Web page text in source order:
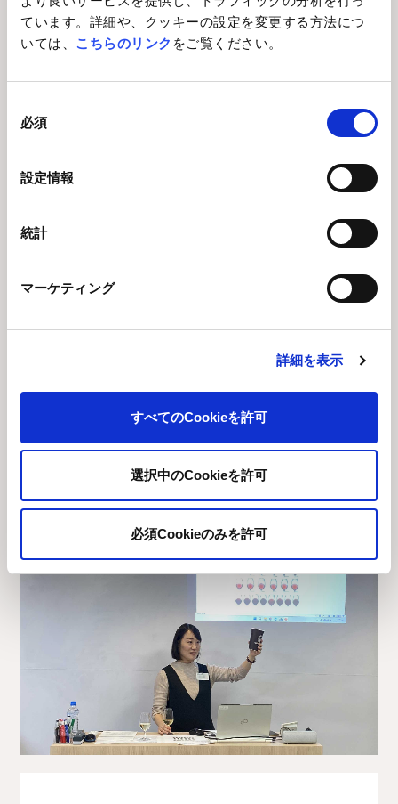
ています。詳細や、クッキーの設定を変更する方法につ
いては、 こちらのリンク をご覧ください。
必須
設定情報
統計
マーケティング
詳細を表示
すべてのCookieを許可
選択中のCookieを許可
必須Cookieのみを許可
「ヨコヅナ会」は、多様なバックグラウンドを持つ社員同士の
交流を促進し、仕事の枠を超え、組織の活性化を目指す取り組
普段の業務や役職、年齢の垣根を越え、社員が気軽に交流でき
心理的に繋がり合えるきっかけを提供しています。
ムリエ資格を持つ社員によるワイン講座や、茶道裏千家の準教
授である社員によるお茶会などを企画し、8回の開催で延べ72名
「業務上の接点がない人たちの意外な一面を知る貴重な機会に
なった」
「部署や役職を超えて、ざっくばらんに話すことができた」
「もっと多くの社員にヨコヅナ会を知ってほしい」
といった声が寄せられ、横のつながりを通して、組織の活性化
に貢献しています。